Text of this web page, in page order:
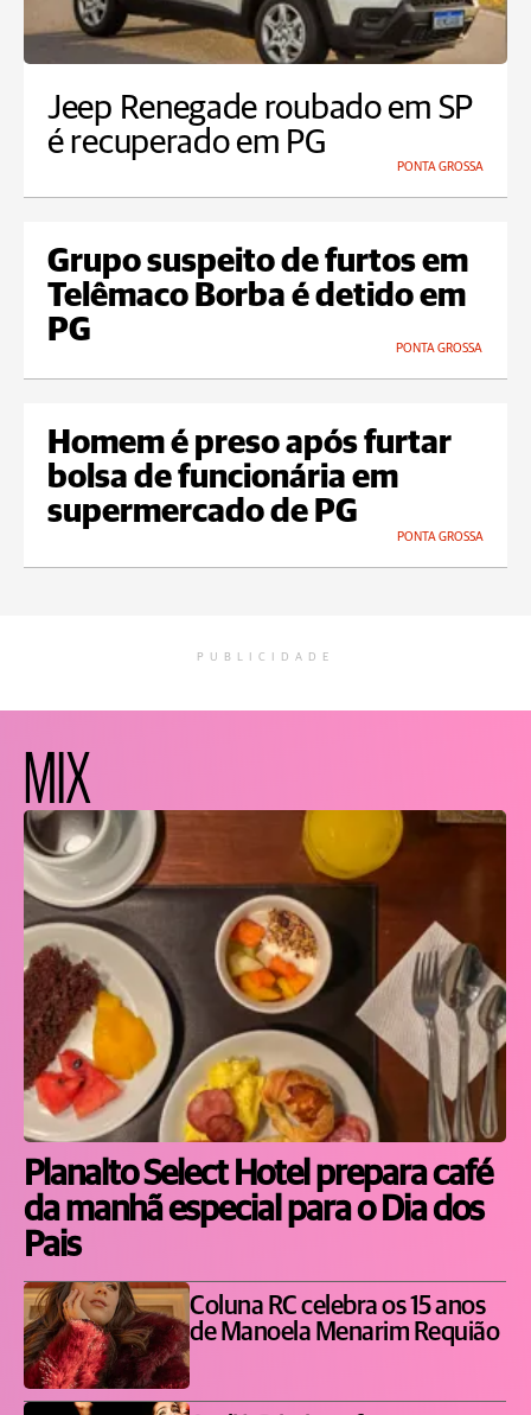
Jeep Renegade roubado em SP
é recuperado em PG
PONTA GROSSA
Grupo suspeito de furtos em
Telêmaco Borba é detido em
PG
PONTA GROSSA
Homem é preso após furtar
bolsa de funcionária em
supermercado de PG
PONTA GROSSA
PUBLICIDADE
MIX
Planalto Select Hotel prepara café
da manhã especial para o Dia dos
Pais
Coluna RC celebra os 15 anos
de Manoela Menarim Requião